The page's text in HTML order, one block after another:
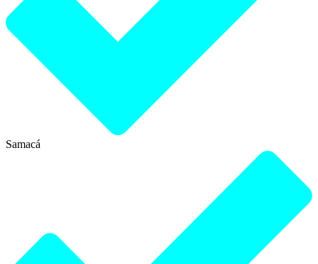
Samacá